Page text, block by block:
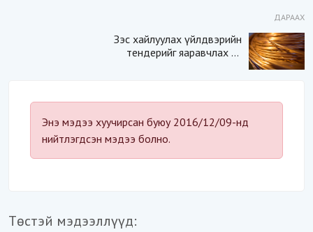
ДАРААХ
Зэс хайлуулах үйлдвэрийн
тендерийг яаравчлах нь
Энэ мэдээ хуучирсан буюу 2016/12/09-нд
нийтлэгдсэн мэдээ болно.
Төстэй мэдээллүүд: